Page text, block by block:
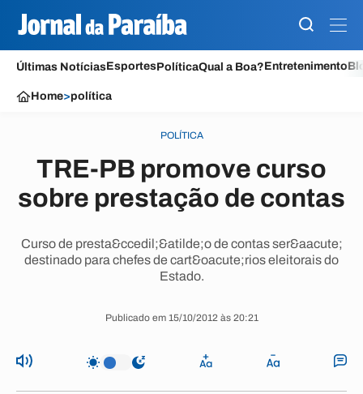
Últimas NotíciasEsportesPolíticaQual a Boa?Entretenimento
Home>política
POLÍTICA
TRE-PB promove curso
sobre prestação de contas
Curso de presta&ccedil;&atilde;o de contas ser&aacute;
destinado para chefes de cart&oacute;rios eleitorais do
Estado.
Publicado em 15/10/2012 às 20:21